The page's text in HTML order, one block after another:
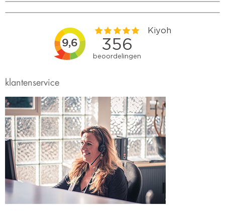
klantenservice